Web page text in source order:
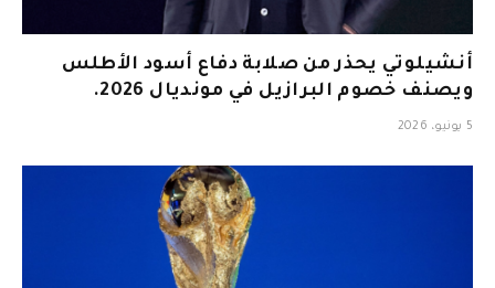
أنشيلوتي يحذر من صلابة دفاع أسود الأطلس
ويصنف خصوم البرازيل في مونديال 2026.
5 يونيو، 2026